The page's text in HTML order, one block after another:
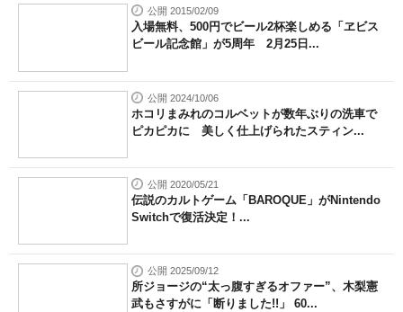
公開 2015/02/09
入場無料、500円でビール2杯楽しめる「ヱビス
ビール記念館」が5周年 2月25日...
公開 2024/10/06
ホコリまみれのコルベットが数年ぶりの洗車で
ピカピカに 美しく仕上げられたスティン...
公開 2020/05/21
伝説のカルトゲーム「BAROQUE」がNintendo
Switchで復活決定！...
公開 2025/09/12
所ジョージの“太っ腹すぎるオファー”、木梨憲
武もさすがに「断りました!!」 60...